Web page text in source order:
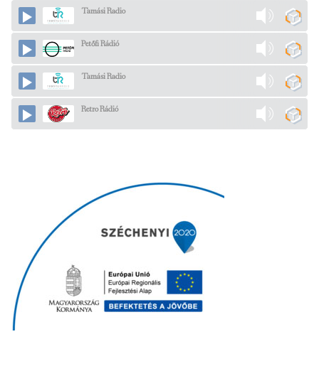
Tamási Radio
Petőfi Rádió
Tamási Radio
Retro Rádió